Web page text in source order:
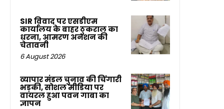
SIR विवाद पर एसडीएम
कार्यालय के बाहर ठुकराल का
धरना, आमरण अनशन की
चेतावनी
6 August 2026
व्यापार मंडल चुनाव की चिंगारी
भड़की, सोशल मीडिया पर
वायरल हुआ पवन गाबा का
ज्ञापन